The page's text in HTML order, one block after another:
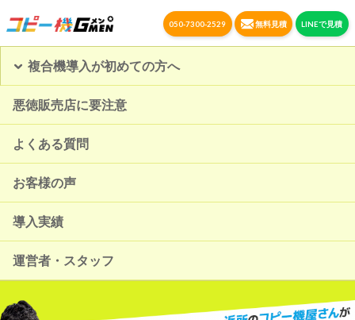
050-7300-2529 無料見積 LINEで見積
複合機導入が初めての方へ
悪徳販売店に要注意
よくある質問
お客様の声
導入実績
運営者・スタッフ